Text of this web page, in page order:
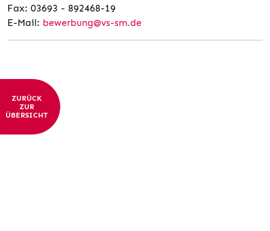
Fax: 03693 - 892468-19
E-Mail: bewerbung@vs-sm.de
ZURÜCK
ZUR
ÜBERSICHT